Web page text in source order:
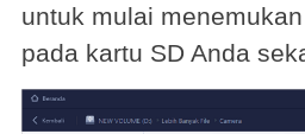
untuk mulai
pada kartu SD Anda